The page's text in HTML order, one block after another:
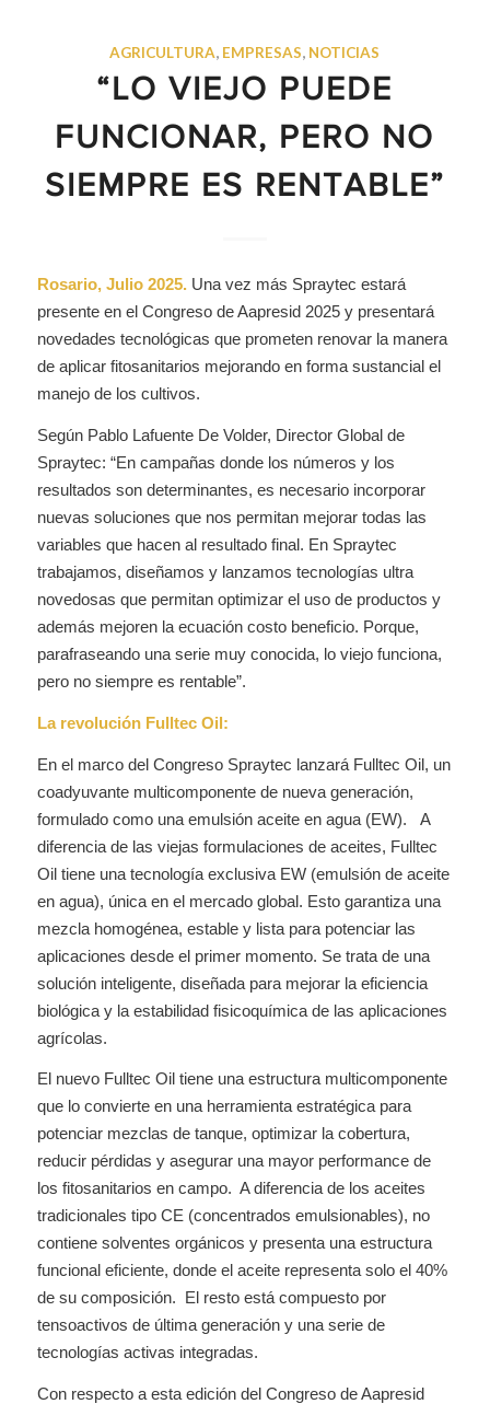
AGRICULTURA, EMPRESAS, NOTICIAS
“LO VIEJO PUEDE
FUNCIONAR, PERO NO
SIEMPRE ES RENTABLE”
Rosario, Julio 2025. Una vez más Spraytec estará
presente en el Congreso de Aapresid 2025 y presentará
novedades tecnológicas que prometen renovar la manera
de aplicar fitosanitarios mejorando en forma sustancial el
manejo de los cultivos.
Según Pablo Lafuente De Volder, Director Global de
Spraytec: “En campañas donde los números y los
resultados son determinantes, es necesario incorporar
nuevas soluciones que nos permitan mejorar todas las
variables que hacen al resultado final. En Spraytec
trabajamos, diseñamos y lanzamos tecnologías ultra
novedosas que permitan optimizar el uso de productos y
además mejoren la ecuación costo beneficio. Porque,
parafraseando una serie muy conocida, lo viejo funciona,
pero no siempre es rentable”.
La revolución Fulltec Oil:
En el marco del Congreso Spraytec lanzará Fulltec Oil, un
coadyuvante multicomponente de nueva generación,
formulado como una emulsión aceite en agua (EW). A
diferencia de las viejas formulaciones de aceites, Fulltec
Oil tiene una tecnología exclusiva EW (emulsión de aceite
en agua), única en el mercado global. Esto garantiza una
mezcla homogénea, estable y lista para potenciar las
aplicaciones desde el primer momento. Se trata de una
solución inteligente, diseñada para mejorar la eficiencia
biológica y la estabilidad fisicoquímica de las aplicaciones
agrícolas.
El nuevo Fulltec Oil tiene una estructura multicomponente
que lo convierte en una herramienta estratégica para
potenciar mezclas de tanque, optimizar la cobertura,
reducir pérdidas y asegurar una mayor performance de
los fitosanitarios en campo. A diferencia de los aceites
tradicionales tipo CE (concentrados emulsionables), no
contiene solventes orgánicos y presenta una estructura
funcional eficiente, donde el aceite representa solo el 40%
de su composición. El resto está compuesto por
tensoactivos de última generación y una serie de
tecnologías activas integradas.
Con respecto a esta edición del Congreso de Aapresid